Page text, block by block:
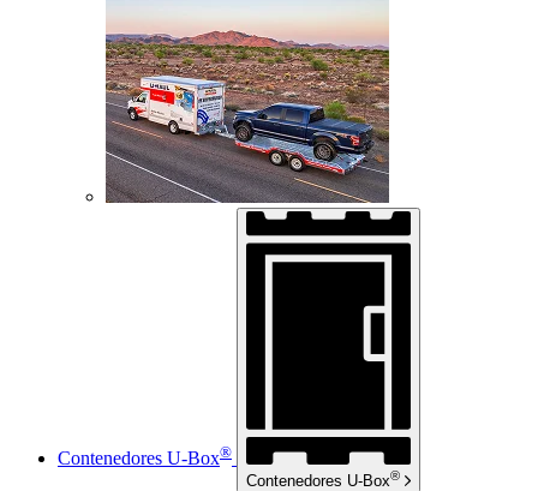
Contenedores U-Box®
Contenedores U-Box®